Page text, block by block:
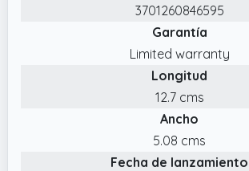
3701260846595
Garantía
Limited warranty
Longitud
12.7 cms
Ancho
5.08 cms
Fecha de lanzamiento